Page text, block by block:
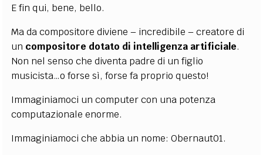
E fin qui, bene, bello.
Ma da compositore diviene – incredibile – creatore di
un compositore dotato di intelligenza artificiale.
Non nel senso che diventa padre di un figlio
musicista…o forse sì, forse fa proprio questo!
Immaginiamoci un computer con una potenza
computazionale enorme.
Immaginiamoci che abbia un nome: Obernaut01.